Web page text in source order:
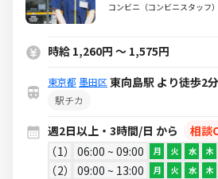
るミニストップ☆
コンビニ（コンビニスタッフ）
時給 1,260円 ～ 1,575円
東京都 墨田区 東向島駅 より徒歩2分
駅チカ
週2日以上・3時間/日 から
相談
1
06:00 ~ 09:00 月 火 水 木
2 09:00 ~ 13:00 月 火 水 木